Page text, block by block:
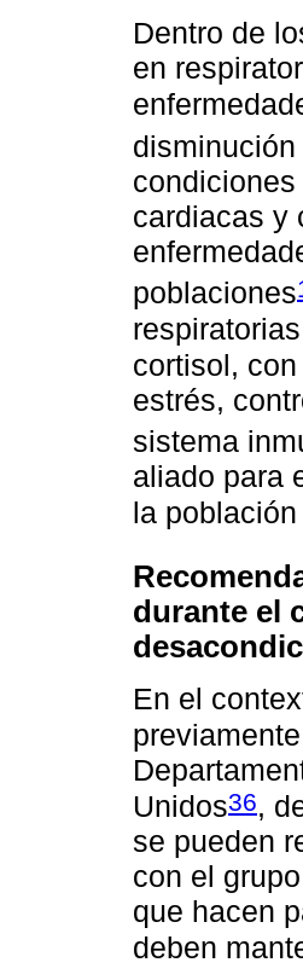
Dentro de
en
cardiacas y
poblaciones
cortisol,
estrés,
sistema
aliado para
la
durante el
En el
Unidos36,
se pueden
con el
que hacen
deben